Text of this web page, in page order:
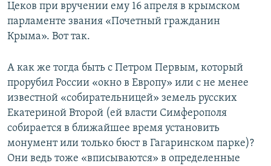
Цеков при вручении ему 16 апреля в крымском
парламенте звания «Почетный гражданин
Крыма». Вот так.
А как же тогда быть с Петром Первым, который
прорубил России «окно в Европу» или с не менее
известной «собирательницей» земель русских
Екатериной Второй (ей власти Симферополя
собирается в ближайшее время установить
монумент или только бюст в Гагаринском парке)?
Они ведь тоже «вписываются» в определенные